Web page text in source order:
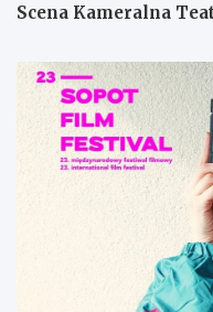
Scena Kameralna